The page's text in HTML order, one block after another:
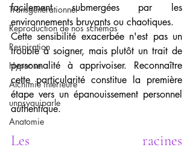
Transgénérationnel
Reproduction de nos schémas
Respiration
Hypnose
Alchimie intérieure
unpsyquiparle
Anatomie
facilement submergées par les
environnements bruyants ou chaotiques.
Cette sensibilité exacerbée n'est pas un
trouble à soigner, mais plutôt un trait de
personnalité à apprivoiser. Reconnaître
cette particularité constitue la première
étape vers un épanouissement personnel
authentique.
Les racines